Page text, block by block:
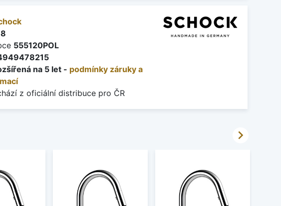
555120POL
na 5 let - podmínky záruky a
z oficiální distribuce pro ČR
